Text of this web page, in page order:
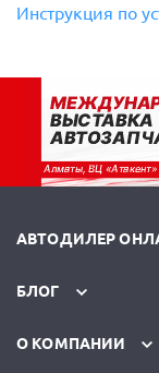
Инструкция по
АВТОДИЛЕР
БЛОГ
О КОМПАНИИ